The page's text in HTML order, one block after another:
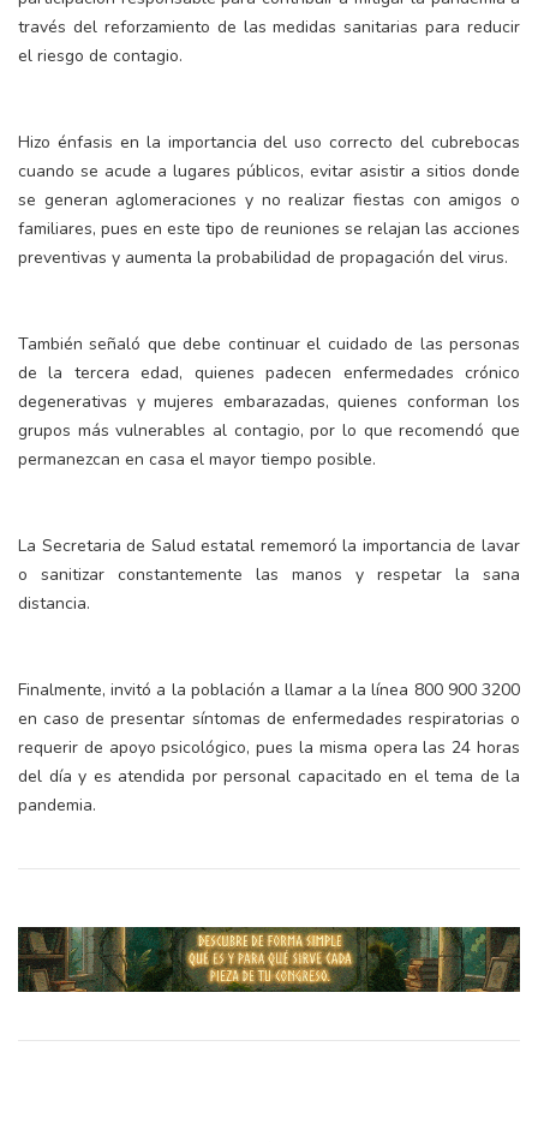
través del reforzamiento de las medidas sanitarias para reducir
el riesgo de contagio.
Hizo énfasis en la importancia del uso correcto del cubrebocas
cuando se acude a lugares públicos, evitar asistir a sitios donde
se generan aglomeraciones y no realizar fiestas con amigos o
familiares, pues en este tipo de reuniones se relajan las acciones
preventivas y aumenta la probabilidad de propagación del virus.
También señaló que debe continuar el cuidado de las personas
de la tercera edad, quienes padecen enfermedades crónico
degenerativas y mujeres embarazadas, quienes conforman los
grupos más vulnerables al contagio, por lo que recomendó que
permanezcan en casa el mayor tiempo posible.
La Secretaria de Salud estatal rememoró la importancia de lavar
o sanitizar constantemente las manos y respetar la sana
distancia.
Finalmente, invitó a la población a llamar a la línea 800 900 3200
en caso de presentar síntomas de enfermedades respiratorias o
requerir de apoyo psicológico, pues la misma opera las 24 horas
del día y es atendida por personal capacitado en el tema de la
pandemia.